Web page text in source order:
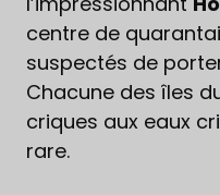
centre de
suspectés de
Chacune des îles
criques aux eaux
rare.